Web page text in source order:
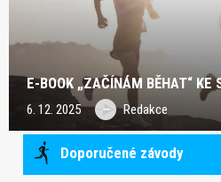
E-BOOK „ZAČÍNÁM BĚHAT“ KE
6. 12. 2025 Redakce
Doporučené závody